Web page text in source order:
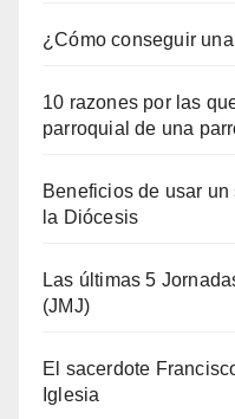
¿Cómo conseguir
10 razones por las
parroquial de una
Beneficios de usar
la Diócesis
Las últimas 5
(JMJ)
El sacerdote
Iglesia